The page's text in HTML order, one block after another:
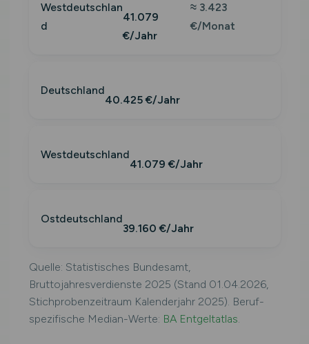
Westdeutschlan
d
41.079
€/Jahr
≈ 3.423
€/Monat
Deutschland
40.425 €/Jahr
Westdeutschland
41.079 €/Jahr
Ostdeutschland
39.160 €/Jahr
Quelle: Statistisches Bundesamt,
Bruttojahresverdienste 2025 (Stand 01.04.2026,
Stichprobenzeitraum Kalenderjahr 2025). Beruf-
spezifische Median-Werte: BA Entgeltatlas.